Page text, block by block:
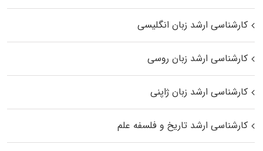
کارشناسی ارشد زبان انگلیسی
کارشناسی ارشد زبان روسی
کارشناسی ارشد زبان ژاپنی
کارشناسی ارشد تاریخ و فلسفه علم